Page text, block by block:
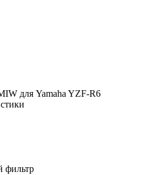
для Yamaha YZF-R6
фильтр